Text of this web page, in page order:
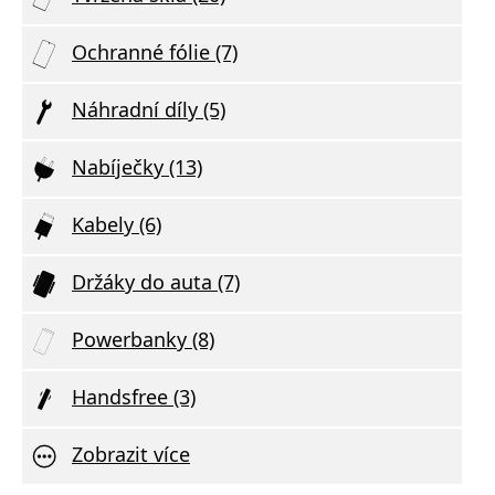
Ochranné fólie (7)
Náhradní díly (5)
Nabíječky (13)
Kabely (6)
Držáky do auta (7)
Powerbanky (8)
Handsfree (3)
Zobrazit více